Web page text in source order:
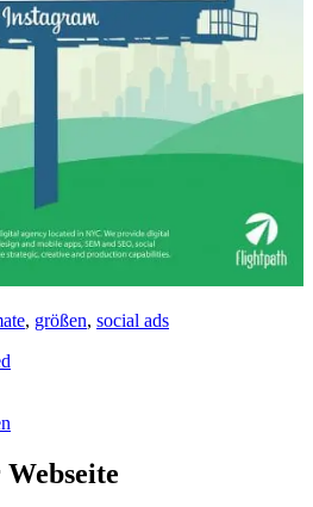
, größen, social ads